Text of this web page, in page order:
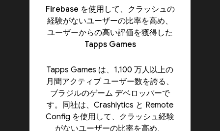
Firebase を使用して、クラッシュの
経験がないユーザーの比率を高め、
ユーザーからの高い評価を獲得した
Tapps Games
Tapps Games は、1,100 万人以上の
月間アクティブ ユーザー数を誇る、
ブラジルのゲーム デベロッパーで
す。同社は、Crashlytics と Remote
Config を使用して、クラッシュ経験
がないユーザーの比率を高め、